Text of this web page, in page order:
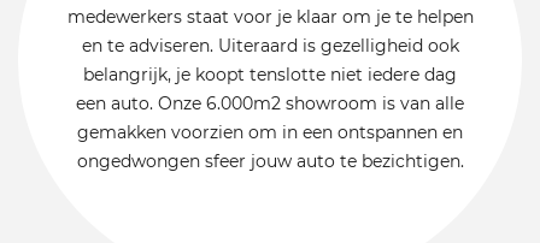
medewerkers staat voor je klaar om je te helpen
en te adviseren. Uiteraard is gezelligheid ook
belangrijk, je koopt tenslotte niet iedere dag
een auto. Onze 6.000m2 showroom is van alle
gemakken voorzien om in een ontspannen en
ongedwongen sfeer jouw auto te bezichtigen.